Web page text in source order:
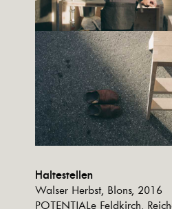
Haltestellen
Walser Herbst, Blons, 2016
POTENTIALe Feldkirch,